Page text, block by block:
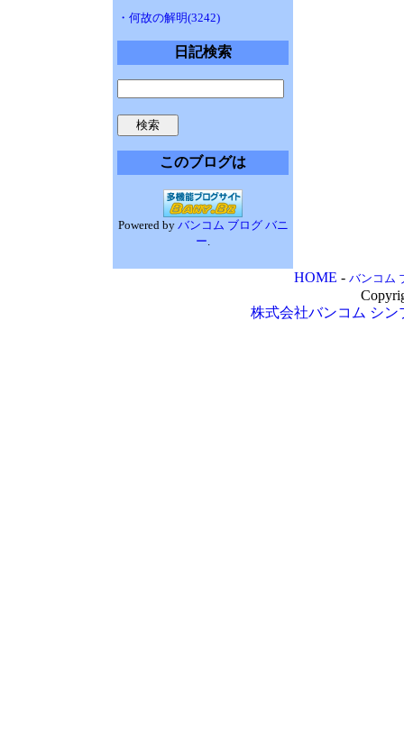
・何故の解明(3242)
日記検索
このブログは
Powered by バンコム ブログ バニ
ー.
HOME - バンコム
株式会社バンコム シン